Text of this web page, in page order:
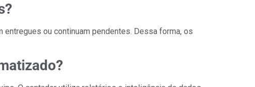
ou continuam pendentes. Dessa forma, os